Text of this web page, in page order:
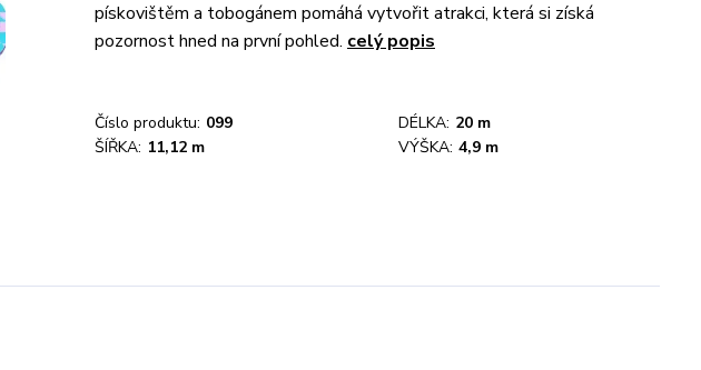
pískovištěm a tobogánem pomáhá vytvořit atrakci, která si získá
pozornost hned na první pohled. celý popis
Číslo produktu: 099 DÉLKA: 20 m
ŠÍŘKA: 11,12 m VÝŠKA: 4,9 m